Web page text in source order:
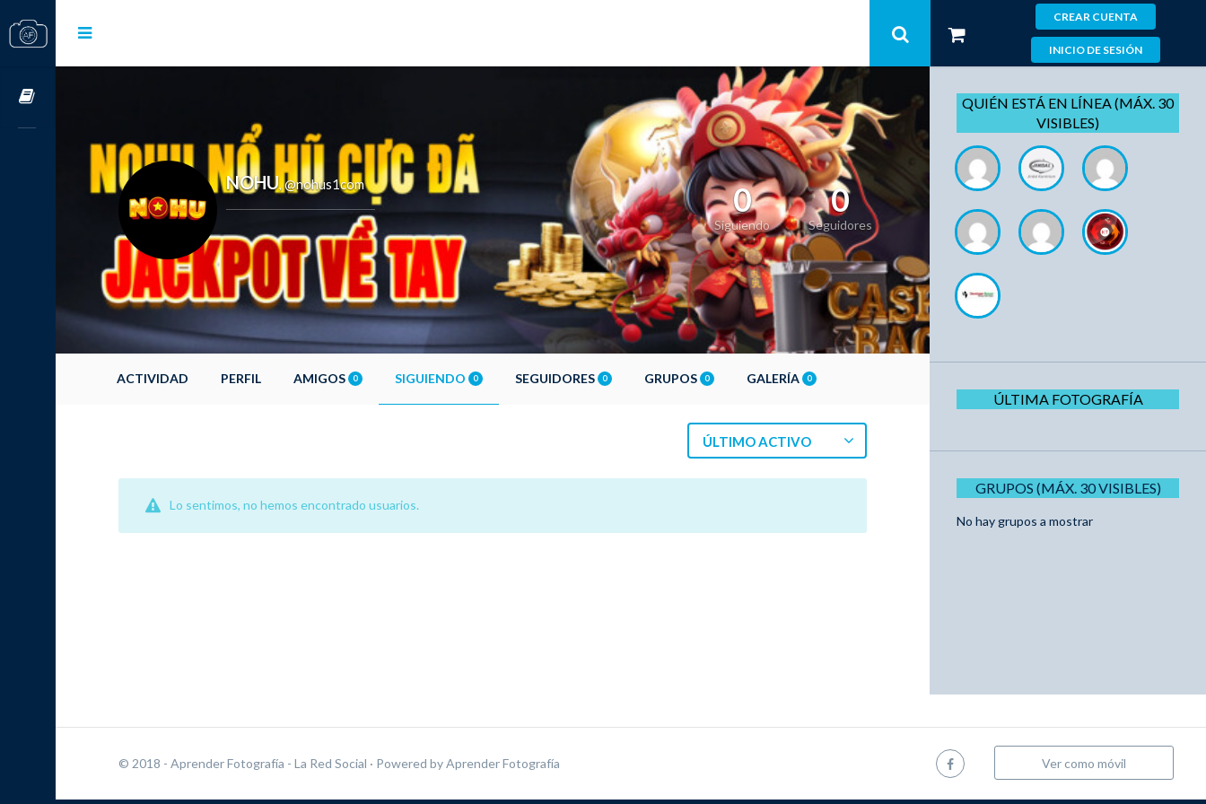
CREAR CUENTA
INICIO DE SESIÓN
NOHU, @nohus1com 0
Siguiendo
0
Seguidores
ACTIVIDAD PERFIL AMIGOS 0 SIGUIENDO 0 SEGUIDORES 0 GRUPOS 0 GALERÍA 0
ÚLTIMO ACTIVO
Lo sentimos, no hemos encontrado usuarios.
QUIÉN ESTÁ EN LÍNEA (MÁX. 30
VISIBLES)
ÚLTIMA FOTOGRAFÍA
GRUPOS (MÁX. 30 VISIBLES)
No hay grupos a mostrar
© 2018 - Aprender Fotografía - La Red Social · Powered byAprender Fotografía